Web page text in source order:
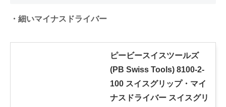
・細いマイナスドライバー
ピービースイスツールズ
(PB Swiss Tools) 8100-2-
100 スイスグリップ・マイ
ナスドライバー スイスグリ